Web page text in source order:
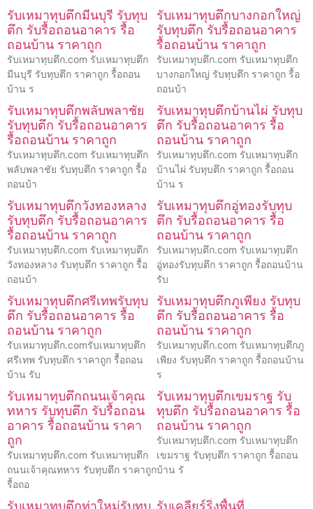
รับเหมาทุบตึกมีนบุรี รับทุบ
ตึก รับรื้อถอนอาคาร รื้อ
ถอนบ้าน ราคาถูก
รับเหมาทุบตึก.com รับเหมาทุบตึก
มีนบุรี รับทุบตึก ราคาถูก รื้อถอน
บ้าน ร
รับเหมาทุบตึกบางกอกใหญ่
รับทุบตึก รับรื้อถอนอาคาร
รื้อถอนบ้าน ราคาถูก
รับเหมาทุบตึก.com รับเหมาทุบตึก
บางกอกใหญ่ รับทุบตึก ราคาถูก รื้อ
ถอนบ้า
รับเหมาทุบตึกพลับพลาชัย
รับทุบตึก รับรื้อถอนอาคาร
รื้อถอนบ้าน ราคาถูก
รับเหมาทุบตึก.com รับเหมาทุบตึก
พลับพลาชัย รับทุบตึก ราคาถูก รื้อ
ถอนบ้า
รับเหมาทุบตึกบ้านไผ่ รับทุบ
ตึก รับรื้อถอนอาคาร รื้อ
ถอนบ้าน ราคาถูก
รับเหมาทุบตึก.com รับเหมาทุบตึก
บ้านไผ่ รับทุบตึก ราคาถูก รื้อถอน
บ้าน ร
รับเหมาทุบตึกวังทองหลาง
รับทุบตึก รับรื้อถอนอาคาร
รื้อถอนบ้าน ราคาถูก
รับเหมาทุบตึก.com รับเหมาทุบตึก
วังทองหลาง รับทุบตึก ราคาถูก รื้อ
ถอนบ้า
รับเหมาทุบตึกอู่ทองรับทุบ
ตึก รับรื้อถอนอาคาร รื้อ
ถอนบ้าน ราคาถูก
รับเหมาทุบตึก.com รับเหมาทุบตึก
อู่ทองรับทุบตึก ราคาถูก รื้อถอนบ้าน
รับ
รับเหมาทุบตึกศรีเทพรับทุบ
ตึก รับรื้อถอนอาคาร รื้อ
ถอนบ้าน ราคาถูก
รับเหมาทุบตึก.comรับเหมาทุบตึก
ศรีเทพ รับทุบตึก ราคาถูก รื้อถอน
บ้าน รับ
รับเหมาทุบตึกภูเพียง รับทุบ
ตึก รับรื้อถอนอาคาร รื้อ
ถอนบ้าน ราคาถูก
รับเหมาทุบตึก.com รับเหมาทุบตึกภู
เพียง รับทุบตึก ราคาถูก รื้อถอนบ้าน
ร
รับเหมาทุบตึกถนนเจ้าคุณ
ทหาร รับทุบตึก รับรื้อถอน
อาคาร รื้อถอนบ้าน ราคา
ถูก
รับเหมาทุบตึก.com รับเหมาทุบตึก
ถนนเจ้าคุณทหาร รับทุบตึก ราคาถูก
รื้อถอ
รับเหมาทุบตึกเขมราฐ รับ
ทุบตึก รับรื้อถอนอาคาร รื้อ
ถอนบ้าน ราคาถูก
รับเหมาทุบตึก.com รับเหมาทุบตึก
เขมราฐ รับทุบตึก ราคาถูก รื้อถอน
บ้าน รั
รับเหมาทุบตึกท่าใหม่รับทุบ รับเคลียร์ริ่งพื้นที่